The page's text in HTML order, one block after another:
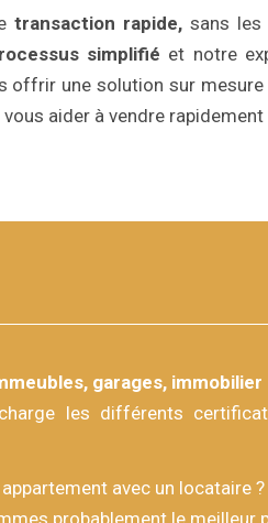
transaction rapide, sans
simplifié et notre
offrir une solution sur mesure
aider à vendre
garages,
les différents
appartement avec un locataire ?